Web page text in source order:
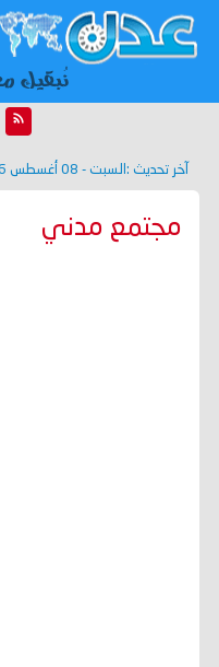
آخر تحديث : السبت - 08 أغسطس 2026 - 12:03 ص
مجتمع مدني